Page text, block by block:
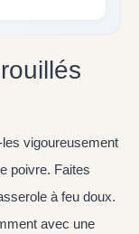
vigoureusement
poivre. Faites
à feu doux.
avec une